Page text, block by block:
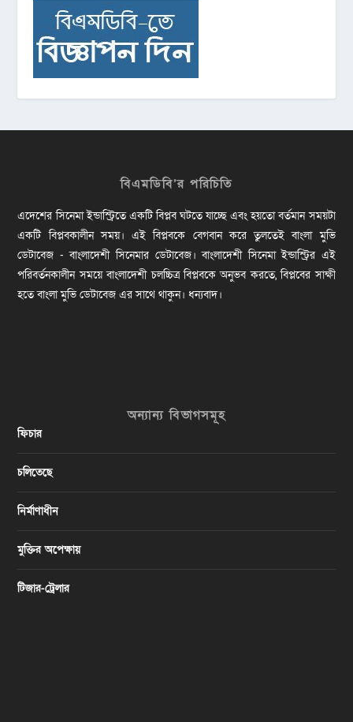
বিএমডিবি’র পরিচিতি
এদেশের সিনেমা ইন্ডাস্ট্রিতে একটি বিপ্লব ঘটতে যাচ্ছে এবং হয়তো বর্তমান সময়টা
একটি বিপ্লবকালীন সময়। এই বিপ্লবকে বেগবান করে তুলতেই বাংলা মুভি
ডেটাবেজ - বাংলাদেশী সিনেমার ডেটাবেজ। বাংলাদেশী সিনেমা ইন্ডাস্ট্রির এই
পরিবর্তনকালীন সময়ে বাংলাদেশী চলচ্চিত্র বিপ্লবকে অনুভব করতে, বিপ্লবের সাক্ষী
হতে বাংলা মুভি ডেটাবেজ এর সাথে থাকুন। ধন্যবাদ।
অন্যান্য বিভাগসমূহ
ফিচার
চলিতেছে
নির্মাণাধীন
মুক্তির অপেক্ষায়
টিজার-ট্রেলার